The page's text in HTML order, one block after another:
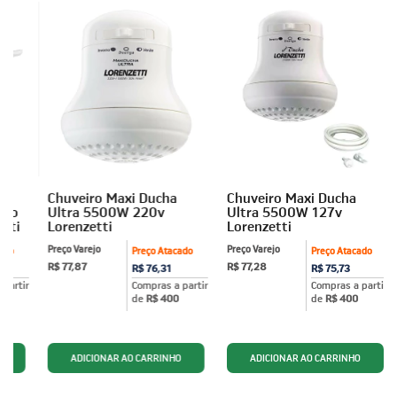
partir
Chuveiro Maxi Ducha
Ultra 5500W 220v
Lorenzetti
Preço Atacado
R$ 76,31
Compras a partir
de R$ 400
Preço Varejo
R$ 77,87
Chuveiro Maxi Ducha
Ultra 5500W 127v
Lorenzetti
Preço Atacado
R$ 75,73
Compras a partir
de R$ 400
Preço Varejo
R$ 77,28